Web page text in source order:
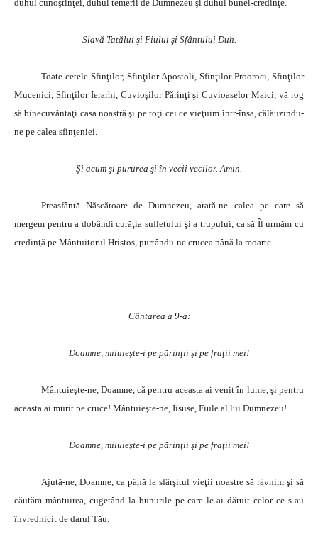
duhul cunoştinţei, duhul temerii de Dumnezeu şi duhul bunei-credinţe.
Slavă Tatălui şi Fiului şi Sfântului Duh.
Toate cetele Sfinţilor, Sfinţilor Apostoli, Sfinţilor Prooroci, Sfinţilor
Mucenici, Sfinţilor Ierarhi, Cuvioşilor Părinţi şi Cuvioaselor Maici, vă rog
să binecuvântaţi casa noastră şi pe toţi cei ce vieţuim într-însa, călăuzindu-
ne pe calea sfinţeniei.
Şi acum şi pururea şi în vecii vecilor. Amin.
Preasfântă Născătoare de Dumnezeu, arată-ne calea pe care să
mergem pentru a dobândi curăţia sufletului şi a trupului, ca să Îl urmăm cu
credinţă pe Mântuitorul Hristos, purtându-ne crucea până la moarte.
Cântarea a 9-a:
Doamne, miluieşte-i pe părinţii şi pe fraţii mei!
Mântuieşte-ne, Doamne, că pentru aceasta ai venit în lume, şi pentru
aceasta ai murit pe cruce! Mântuieşte-ne, Iisuse, Fiule al lui Dumnezeu!
Doamne, miluieşte-i pe părinţii şi pe fraţii mei!
Ajută-ne, Doamne, ca până la sfârşitul vieţii noastre să râvnim şi să
căutăm mântuirea, cugetând la bunurile pe care le-ai dăruit celor ce s-au
învrednicit de darul Tău.